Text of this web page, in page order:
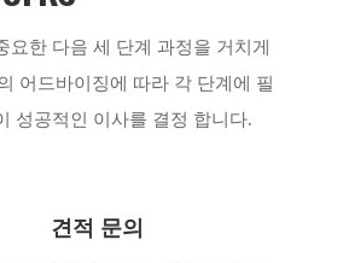
요한 다음 세 단계 과정을 거치게
어드바이징에 따라 각 단계에 필
성공적인 이사를 결정 합니다.
견적 문의